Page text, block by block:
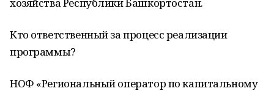
Кто ответственный за процесс реализации
программы?
НОФ «Региональный оператор по капитальному